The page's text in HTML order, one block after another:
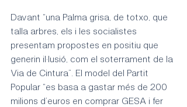
Davant “una Palma grisa, de totxo, que
talla arbres, els i les socialistes
presentam propostes en positiu que
generin il·lusió, com el soterrament de la
Via de Cintura”. El model del Partit
Popular “es basa a gastar més de 200
milions d’euros en comprar GESA i fer